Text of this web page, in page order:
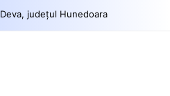
Deva, județul Hunedoara